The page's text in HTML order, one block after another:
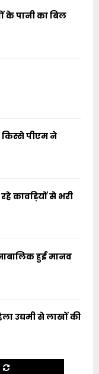
के पानी का बिल
किस्से पीएम ने
कावड़ियों से भरी
हुई मानव
उद्यमी से लाखों की